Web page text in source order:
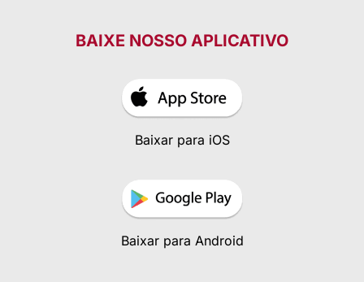
BAIXE NOSSO APLICATIVO
Baixar para iOS
Baixar para Android